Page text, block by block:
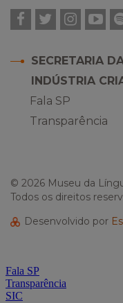
Facebook
Twitter
SECRETARIA
INDÚSTRIA
Fala SP
Transparência
© 2026 Museu da
Todos os direitos
Desenvolvido por